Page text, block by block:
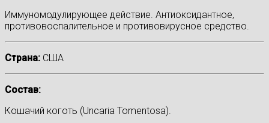
Иммуномодулирующее действие. Антиоксидантное,
противовоспалительное и противовирусное средство.
Страна: США
Состав:
Кошачий коготь (Uncaria Tomentosa).